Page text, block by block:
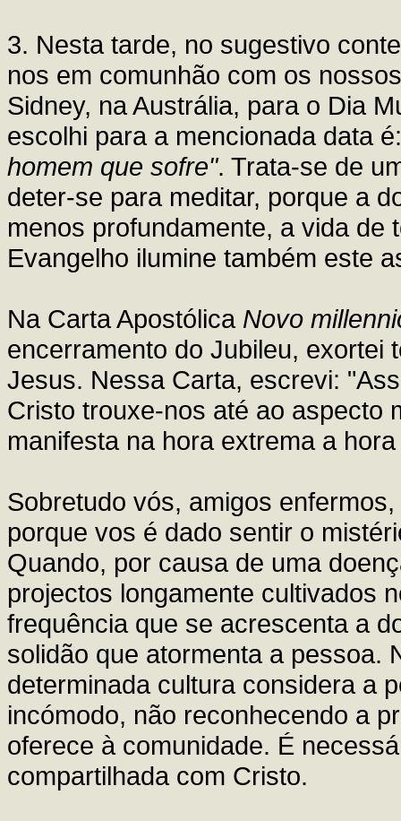
3. Nesta tarde, no sugestivo
nos em comunhão com os
Sidney, na Austrália, para o Dia
escolhi para a mencionada data
homem que sofre". Trata-se de
deter-se para meditar, porque a
menos profundamente, a vida de
Evangelho ilumine também este
Na Carta Apostólica Novo
encerramento do Jubileu, exortei
Jesus. Nessa Carta, escrevi:
Cristo trouxe-nos até ao aspecto
manifesta na hora extrema a
Sobretudo vós, amigos
porque vos é dado sentir o
Quando, por causa de uma
projectos longamente cultivados
frequência que se acrescenta a
solidão que atormenta a pessoa.
determinada cultura considera a
incómodo, não reconhecendo a
oferece à comunidade. É
compartilhada com Cristo.